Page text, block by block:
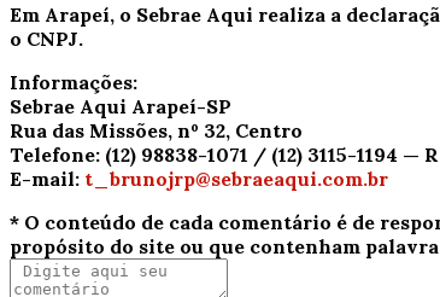
Em Arapeí, o Sebrae Aqui realiza a
o CNPJ.
Informações:
Sebrae Aqui Arapeí-SP
Rua das Missões, nº 32, Centro
Telefone: (12) 98838-1071 / (12) 3115-1194 —
E-mail: t_brunojrp@sebraeaqui.com.br
* O conteúdo de cada comentário é de
propósito do site ou que contenham